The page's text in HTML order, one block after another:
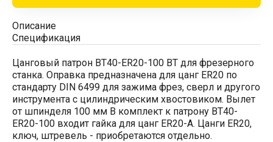
Описание
Спецификация
Цанговый патрон BT40-ER20-100 BT для фрезерного
станка. Оправка предназначена для цанг ER20 по
стандарту DIN 6499 для зажима фрез, сверл и другого
инструмента с цилиндрическим хвостовиком. Вылет
от шпинделя 100 мм В комплект к патрону BT40-
ER20-100 входит гайка для цанг ER20-A. Цанги ER20,
ключ, штревель - приобретаются отдельно.